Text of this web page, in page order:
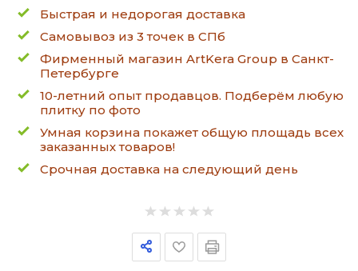
Быстрая и недорогая доставка
Самовывоз из 3 точек в СПб
Фирменный магазин ArtKera Group в Санкт-
Петербурге
10-летний опыт продавцов. Подберём любую
плитку по фото
Умная корзина покажет общую площадь всех
заказанных товаров!
Срочная доставка на следующий день